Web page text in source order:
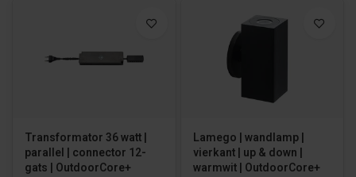
Transformator 36 watt |
parallel | connector 12-
gats | OutdoorCore+
Lamego | wandlamp |
vierkant | up & down |
warmwit | OutdoorCore+